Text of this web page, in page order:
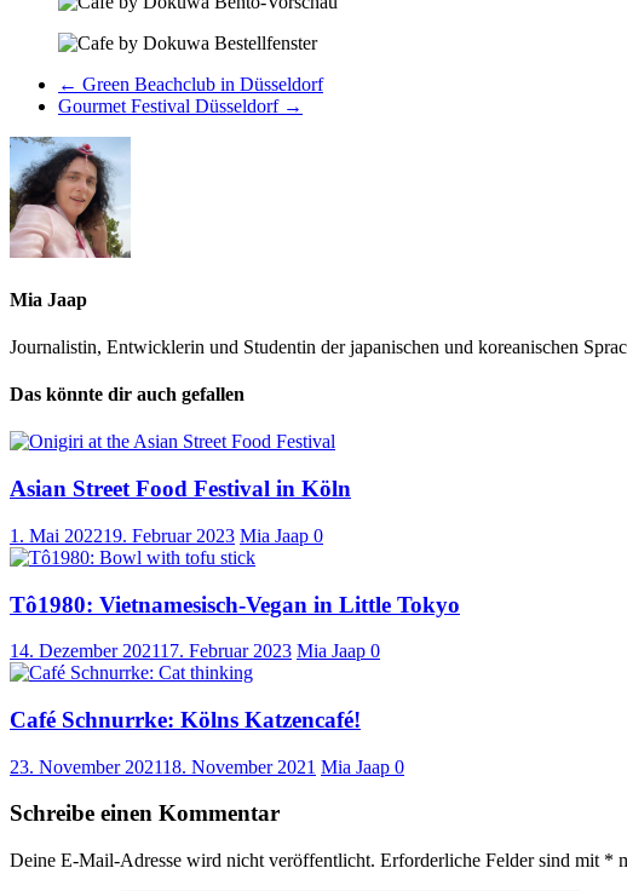
← Green Beachclub in Düsseldorf
Gourmet Festival Düsseldorf →
Mia Jaap
Journalistin, Entwicklerin und Studentin der japanischen und koreanischen
Das könnte dir auch gefallen
Asian Street Food Festival in Köln
1. Mai 202219. Februar 2023 Mia Jaap 0
Tô1980: Vietnamesisch-Vegan in Little Tokyo
14. Dezember 202117. Februar 2023 Mia Jaap 0
Café Schnurrke: Kölns Katzencafé!
23. November 202118. November 2021 Mia Jaap 0
Schreibe einen Kommentar
Deine E-Mail-Adresse wird nicht veröffentlicht. Erforderliche Felder sind mit *